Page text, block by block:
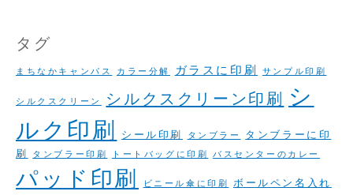
タグ
まちなかキャンパス カラー分解 ガラスに印刷 サンプル印刷
シルクスクリーン シルクスクリーン印刷 シ
ルク印刷
シール印刷 タンブラー
タンブラーに印
刷
タンブラー印刷 トートバッグに印刷 バスセンターのカレー
パッド印刷 ビニール傘に印刷 ボールペン名入れ